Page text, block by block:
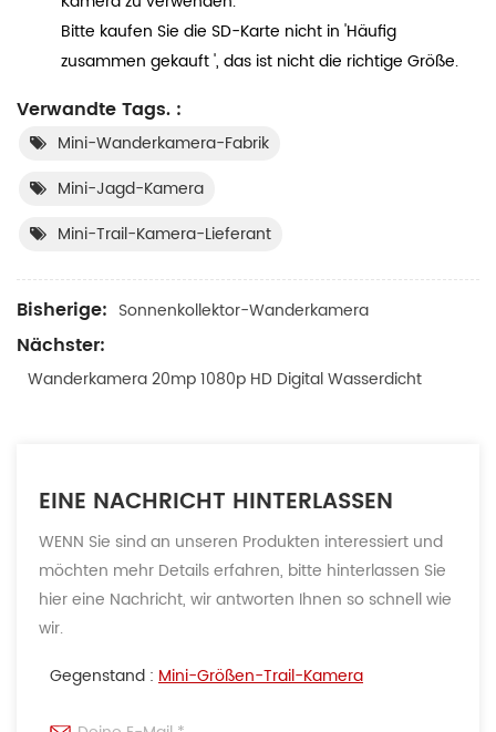
Bitte kaufen Sie die SD-Karte nicht in 'Häufig
zusammen gekauft ', das ist nicht die richtige Größe.
Verwandte Tags. :
Mini-Wanderkamera-Fabrik
Mini-Jagd-Kamera
Mini-Trail-Kamera-Lieferant
Bisherige: Sonnenkollektor-Wanderkamera
Nächster:
Wanderkamera 20mp 1080p HD Digital Wasserdicht
EINE NACHRICHT HINTERLASSEN
WENN Sie sind an unseren Produkten interessiert und
möchten mehr Details erfahren, bitte hinterlassen Sie
hier eine Nachricht, wir antworten Ihnen so schnell wie
wir.
Gegenstand : Mini-Größen-Trail-Kamera